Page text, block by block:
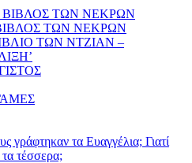
ΒΙΒΛΟΣ ΤΩΝ ΝΕΚΡΩΝ
ΤΩΝ ΝΕΚΡΩΝ
ΤΩΝ ΝΤΖΙΑΝ –
γράφτηκαν τα Ευαγγέλια; Γιατί
τέσσερα;